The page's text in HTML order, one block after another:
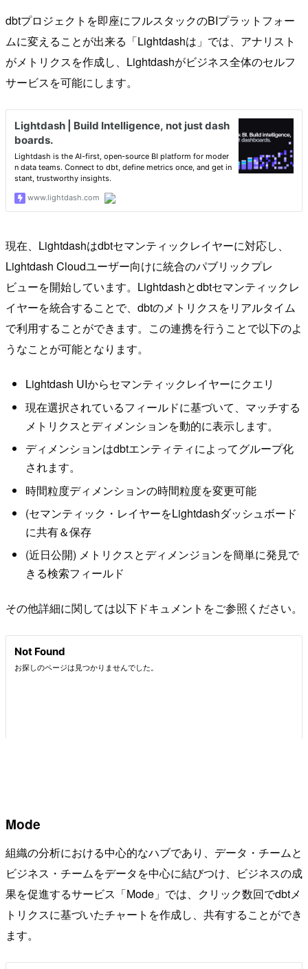
dbtプロジェクトを即座にフルスタックのBIプラットフォー
ムに変えることが出来る「Lightdashは」では、アナリスト
がメトリクスを作成し、Lightdashがビジネス全体のセルフ
サービスを可能にします。
現在、Lightdashはdbtセマンティックレイヤーに対応し、
Lightdash Cloudユーザー向けに統合のパブリックプレ
ビューを開始しています。Lightdashとdbtセマンティックレ
イヤーを統合することで、dbtのメトリクスをリアルタイム
で利用することができます。この連携を行うことで以下のよ
うなことが可能となります。
Lightdash UIからセマンティックレイヤーにクエリ
現在選択されているフィールドに基づいて、マッチする
メトリクスとディメンションを動的に表示します。
ディメンションはdbtエンティティによってグループ化
されます。
時間粒度ディメンションの時間粒度を変更可能
(セマンティック・レイヤーをLightdashダッシュボード
に共有＆保存
(近日公開) メトリクスとディメンジョンを簡単に発見で
きる検索フィールド
その他詳細に関しては以下ドキュメントをご参照ください。
Mode
組織の分析における中心的なハブであり、データ・チームと
ビジネス・チームをデータを中心に結びつけ、ビジネスの成
果を促進するサービス「Mode」では、クリック数回でdbtメ
トリクスに基づいたチャートを作成し、共有することができ
ます。